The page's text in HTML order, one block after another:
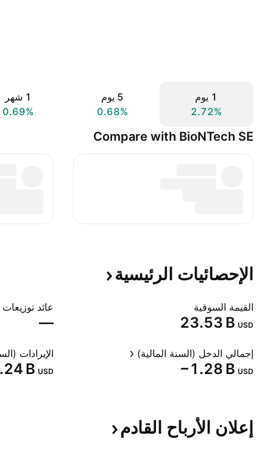
‎‎1‎ يوم
2.72%
‎‎5‎ يوم
0.68%
‎1‎ شهر
0.69%
Compare with BioNTech SE
الإحصائيات الرئيسية
القيمة السوقية
‪23.53 B‬ USD
عائد توزيعات
—
إجمالي الدخل (السنة المالية)
‪−1.28 B‬ USD
الإيرادات
B‬ USD
إعلان الأرباح القادم